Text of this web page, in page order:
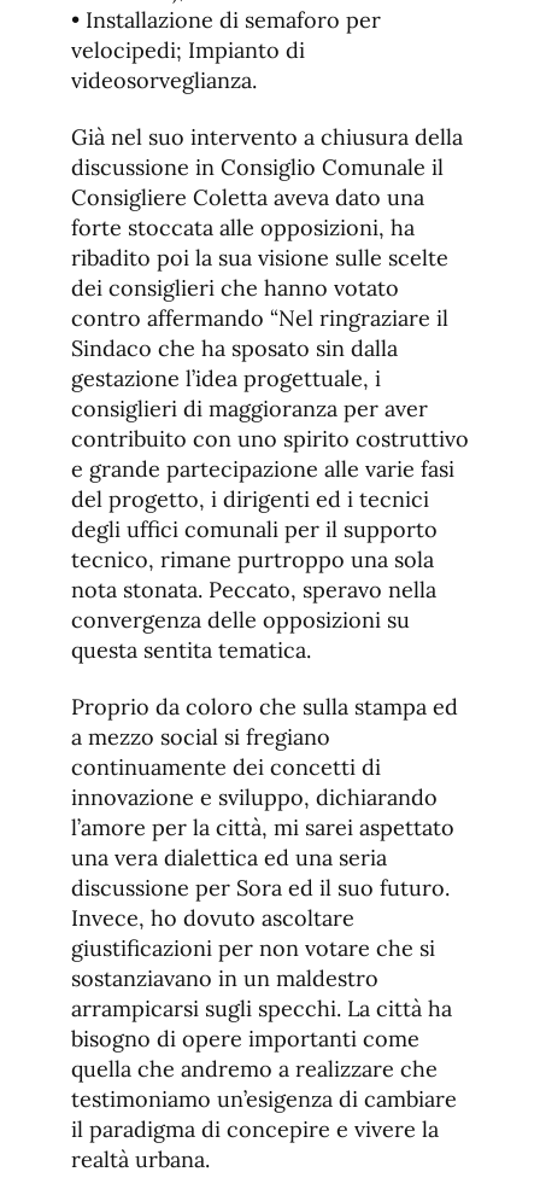
• Installazione di semaforo per
velocipedi; Impianto di
videosorveglianza.
Già nel suo intervento a chiusura della
discussione in Consiglio Comunale il
Consigliere Coletta aveva dato una
forte stoccata alle opposizioni, ha
ribadito poi la sua visione sulle scelte
dei consiglieri che hanno votato
contro affermando “Nel ringraziare il
Sindaco che ha sposato sin dalla
gestazione l’idea progettuale, i
consiglieri di maggioranza per aver
contribuito con uno spirito costruttivo
e grande partecipazione alle varie fasi
del progetto, i dirigenti ed i tecnici
degli uffici comunali per il supporto
tecnico, rimane purtroppo una sola
nota stonata. Peccato, speravo nella
convergenza delle opposizioni su
questa sentita tematica.
Proprio da coloro che sulla stampa ed
a mezzo social si fregiano
continuamente dei concetti di
innovazione e sviluppo, dichiarando
l’amore per la città, mi sarei aspettato
una vera dialettica ed una seria
discussione per Sora ed il suo futuro.
Invece, ho dovuto ascoltare
giustificazioni per non votare che si
sostanziavano in un maldestro
arrampicarsi sugli specchi. La città ha
bisogno di opere importanti come
quella che andremo a realizzare che
testimoniamo un’esigenza di cambiare
il paradigma di concepire e vivere la
realtà urbana.